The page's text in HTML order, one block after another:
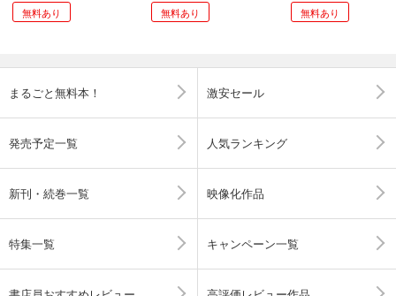
無料あり 無料あり 無料あり
まるごと無料本！ 激安セール
発売予定一覧 人気ランキング
新刊・続巻一覧 映像化作品
特集一覧 キャンペーン一覧